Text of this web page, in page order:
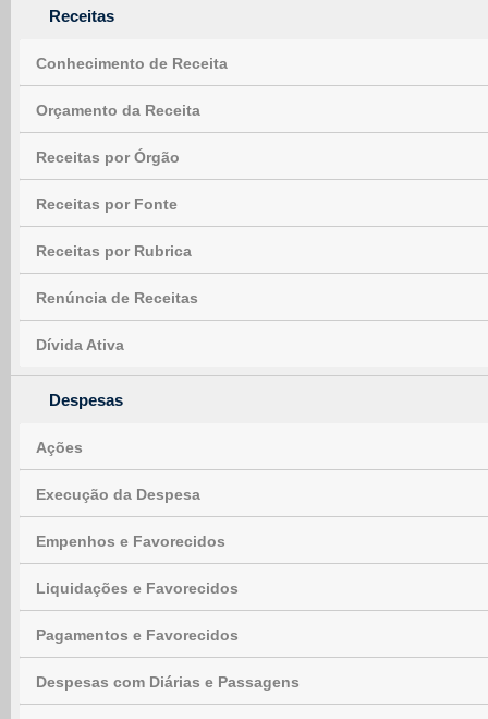
Receitas
Conhecimento de Receita
Orçamento da Receita
Receitas por Órgão
Receitas por Fonte
Receitas por Rubrica
Renúncia de Receitas
Dívida Ativa
Despesas
Ações
Execução da Despesa
Empenhos e Favorecidos
Liquidações e Favorecidos
Pagamentos e Favorecidos
Despesas com Diárias e Passagens